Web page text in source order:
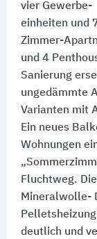
vier Gewerbe-
einheiten und
Zimmer-
und 4
Sanierung
ungedämmte
Varianten mit
Ein neues
Wohnungen
Fluchtweg.
Mineralwolle-
deutlich und